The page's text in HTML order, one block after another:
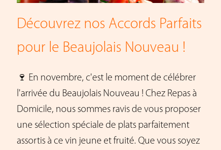
Découvrez nos Accords Parfaits
pour le Beaujolais Nouveau !
🍷 En novembre, c'est le moment de célébrer
l'arrivée du Beaujolais Nouveau ! Chez Repas à
Domicile, nous sommes ravis de vous proposer
une sélection spéciale de plats parfaitement
assortis à ce vin jeune et fruité. Que vous soyez